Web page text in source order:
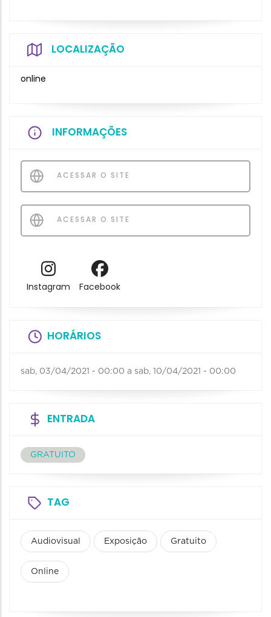
LOCALIZAÇÃO
online
INFORMAÇÕES
ACESSAR O SITE
ACESSAR O SITE
Instagram Facebook
HORÁRIOS
sab, 03/04/2021 - 00:00 a sab, 10/04/2021 - 00:00
ENTRADA
GRATUITO
TAG
Audiovisual Exposição Gratuito
Online